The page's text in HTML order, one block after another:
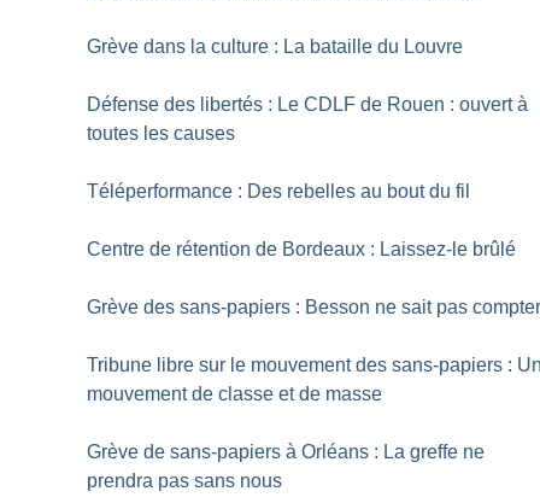
Grève dans la culture : La bataille du Louvre
Défense des libertés : Le CDLF de Rouen : ouvert à
toutes les causes
Téléperformance : Des rebelles au bout du fil
Centre de rétention de Bordeaux : Laissez-le brûlé
Grève des sans-papiers : Besson ne sait pas
Tribune libre sur le mouvement des sans-papiers :
mouvement de classe et de masse
Grève de sans-papiers à Orléans : La greffe ne
prendra pas sans nous